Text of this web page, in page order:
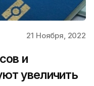
21 Ноября, 2022
и
увеличить